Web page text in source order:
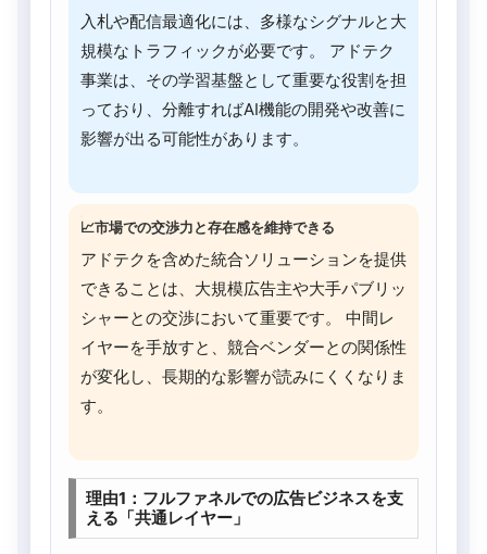
入札や配信最適化には、多様なシグナルと大
規模なトラフィックが必要です。 アドテク
事業は、その学習基盤として重要な役割を担
っており、分離すればAI機能の開発や改善に
影響が出る可能性があります。
📈市場での交渉力と存在感を維持できる
アドテクを含めた統合ソリューションを提供
できることは、大規模広告主や大手パブリッ
シャーとの交渉において重要です。 中間レ
イヤーを手放すと、競合ベンダーとの関係性
が変化し、長期的な影響が読みにくくなりま
す。
理由1：フルファネルでの広告ビジネスを支
える「共通レイヤー」